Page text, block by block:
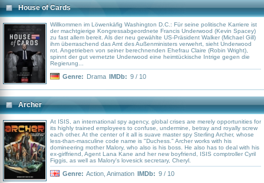
House of Cards
Willkommen im Löwenkäfig Washington D.C.: Für seine politische Karriere ist
der machtgierige Kongressabgeordnete Francis Underwood (Kevin Spacey)
zu fast allem bereit. Als der neu gewählte US-Präsident Walker (Michael Gill)
ihm überraschend das Amt des Außenministers verwehrt, sieht Underwood
rot. Angetrieben von seiner berechnenden Ehefrau Claire (Robin Wright),
spinnt der gut vernetzte Underwood eine heimtückische Intrige gegen die
Regierung...
Genre: Drama IMDb: 9 / 10
Archer
At ISIS, an international spy agency, global crises are merely opportunities for
its highly trained employees to confuse, undermine, betray and royally screw
each other. At the center of it all is suave master spy Sterling Archer, whose
less-than-masculine code name is "Duchess." Archer works with his
domineering mother Malory, who also is his boss. He also has to deal with his
ex-girlfriend, Agent Lana Kane and her new boyfriend, ISIS comptroller Cyril
Figgis, as well as Malory's lovesick secretary, Cheryl.
Genre: Action Animation IMDb: 9 / 10